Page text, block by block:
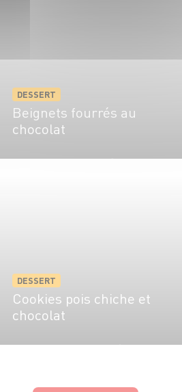
DESSERT
Beignets fourrés au
chocolat
DESSERT
Cookies pois chiche et
chocolat